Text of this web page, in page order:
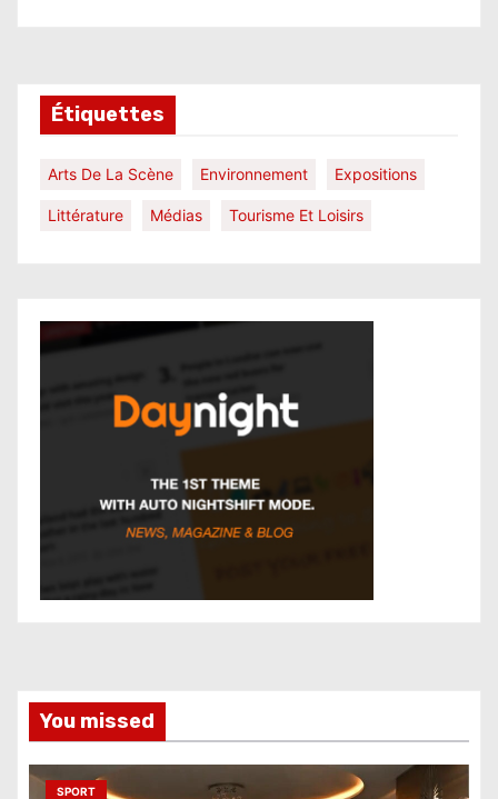
Étiquettes
Arts De La Scène Environnement Expositions
Littérature Médias Tourisme Et Loisirs
You missed
SPORT